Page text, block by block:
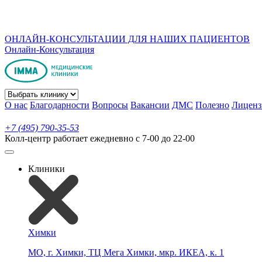
ОНЛАЙН-КОНСУЛЬТАЦИИ ДЛЯ НАШИХ ПАЦИЕНТОВ
Онлайн-Консультация
О нас Благодарности Вопросы Вакансии ДМС Полезно
+7 (495) 790-35-53
Колл-центр работает ежедневно с 7-00 до 22-00
Клиники
Химки
МО, г. Химки, ТЦ Мега Химки, мкр. ИКЕА, к. 1